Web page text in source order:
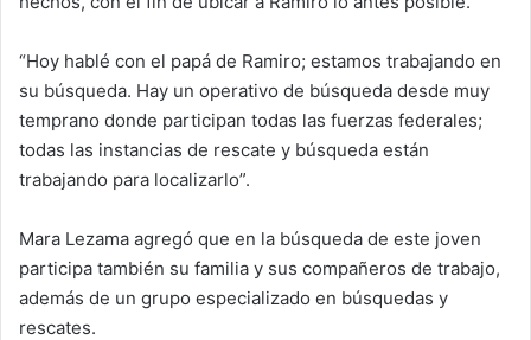
“Hoy hablé con el papá de Ramiro; estamos trabajando en
su búsqueda. Hay un operativo de búsqueda desde muy
temprano donde participan todas las fuerzas federales;
todas las instancias de rescate y búsqueda están
trabajando para localizarlo”.
Mara Lezama agregó que en la búsqueda de este joven
participa también su familia y sus compañeros de trabajo,
además de un grupo especializado en búsquedas y
rescates.